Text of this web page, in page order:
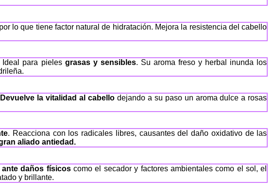
lo que tiene factor natural de hidratación. Mejora la resistencia del cabello
Ideal para pieles grasas y sensibles. Su aroma freso y herbal inunda los
Devuelve la vitalidad al cabellodejando a su paso un aroma dulce a rosas
. Reacciona con los radicales libres, causantes del daño oxidativo de las
aliado antiedad.
ante daños físicoscomo el secador y factores ambientales como el sol, el
y brillante.